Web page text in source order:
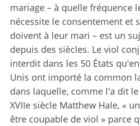
mariage – à quelle fréquence
nécessite le consentement et
doivent à leur mari – est un
depuis des siècles. Le viol
interdit dans les 50 États
Unis ont importé la common
dans laquelle, comme l'a dit
XVIIe siècle Matthew Hale, «
être coupable de viol » parce